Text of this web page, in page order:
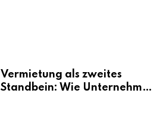
Vermietung als zweites
Standbein: Wie Unternehmen